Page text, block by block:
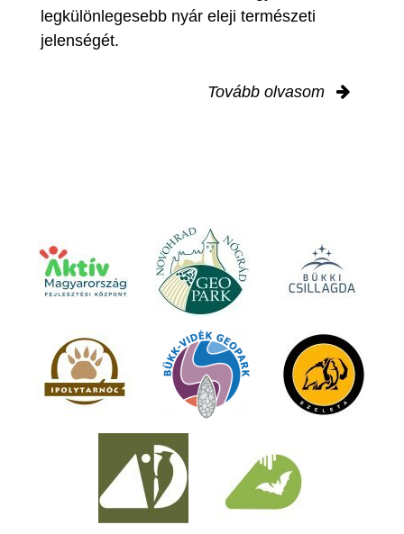
legkülönlegesebb nyár eleji természeti
jelenségét.
Tovább olvasom